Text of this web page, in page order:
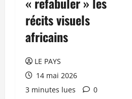
récits visuels
africains
LE PAYS
14 mai 2026
3 minutes lues
0